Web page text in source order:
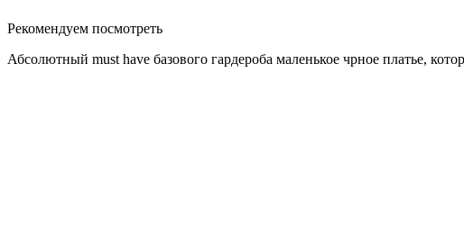
Рекомендуем посмотреть
Абсолютный must have базового гардероба маленькое чрное платье,